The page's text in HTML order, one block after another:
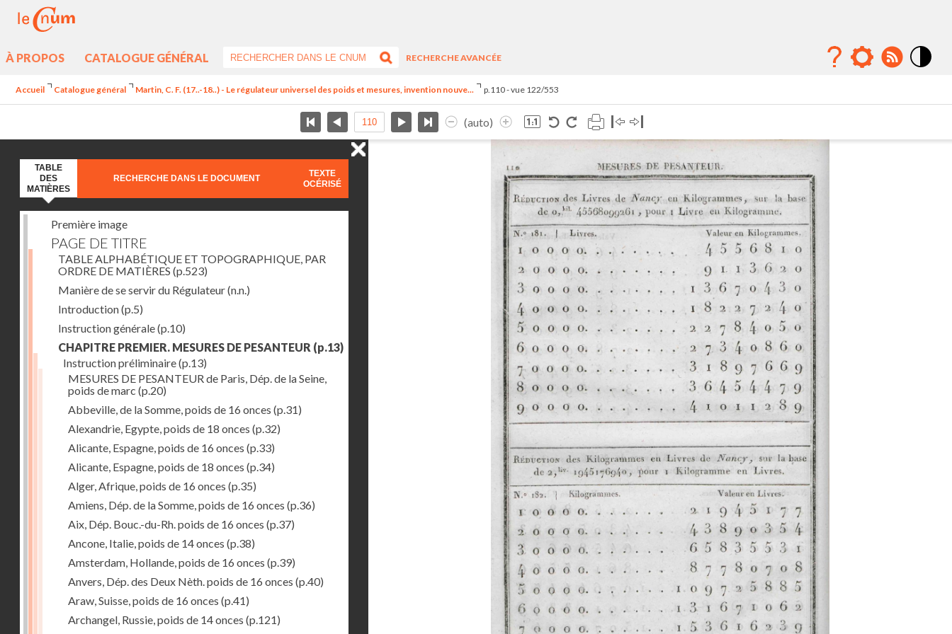
À PROPOS CATALOGUE GÉNÉRAL
RECHERCHE AVANCÉE
Accueil Catalogue général Martin, C. F. (17..-18..) - Le régulateur universel des poids et mesures, invention nouve... p.110 - vue 122/553
(auto)
TABLE
DES
MATIÈRES
RECHERCHE DANS LE DOCUMENT
TEXTE
OCÉRISÉ
Première image
PAGE DE TITRE
TABLE ALPHABÉTIQUE ET TOPOGRAPHIQUE, PAR
ORDRE DE MATIÈRES (p.523)
Manière de se servir du Régulateur(n.n.)
Introduction(p.5)
Instruction générale(p.10)
CHAPITRE PREMIER. MESURES DE PESANTEUR (p.13)
Instruction préliminaire(p.13)
MESURES DE PESANTEUR de Paris, Dép. de la Seine,
poids de marc (p.20)
Abbeville, de la Somme, poids de 16 onces (p.31)
Alexandrie, Egypte, poids de 18 onces (p.32)
Alicante, Espagne, poids de 16 onces (p.33)
Alicante, Espagne, poids de 18 onces (p.34)
Alger, Afrique, poids de 16 onces (p.35)
Amiens, Dép. de la Somme, poids de 16 onces (p.36)
Aix, Dép. Bouc.-du-Rh. poids de 16 onces (p.37)
Ancone, Italie, poids de 14 onces (p.38)
Amsterdam, Hollande, poids de 16 onces (p.39)
Anvers, Dép. des Deux Nèth. poids de 16 onces (p.40)
Araw, Suisse, poids de 16 onces (p.41)
Archangel, Russie, poids de 14 onces (p.121)